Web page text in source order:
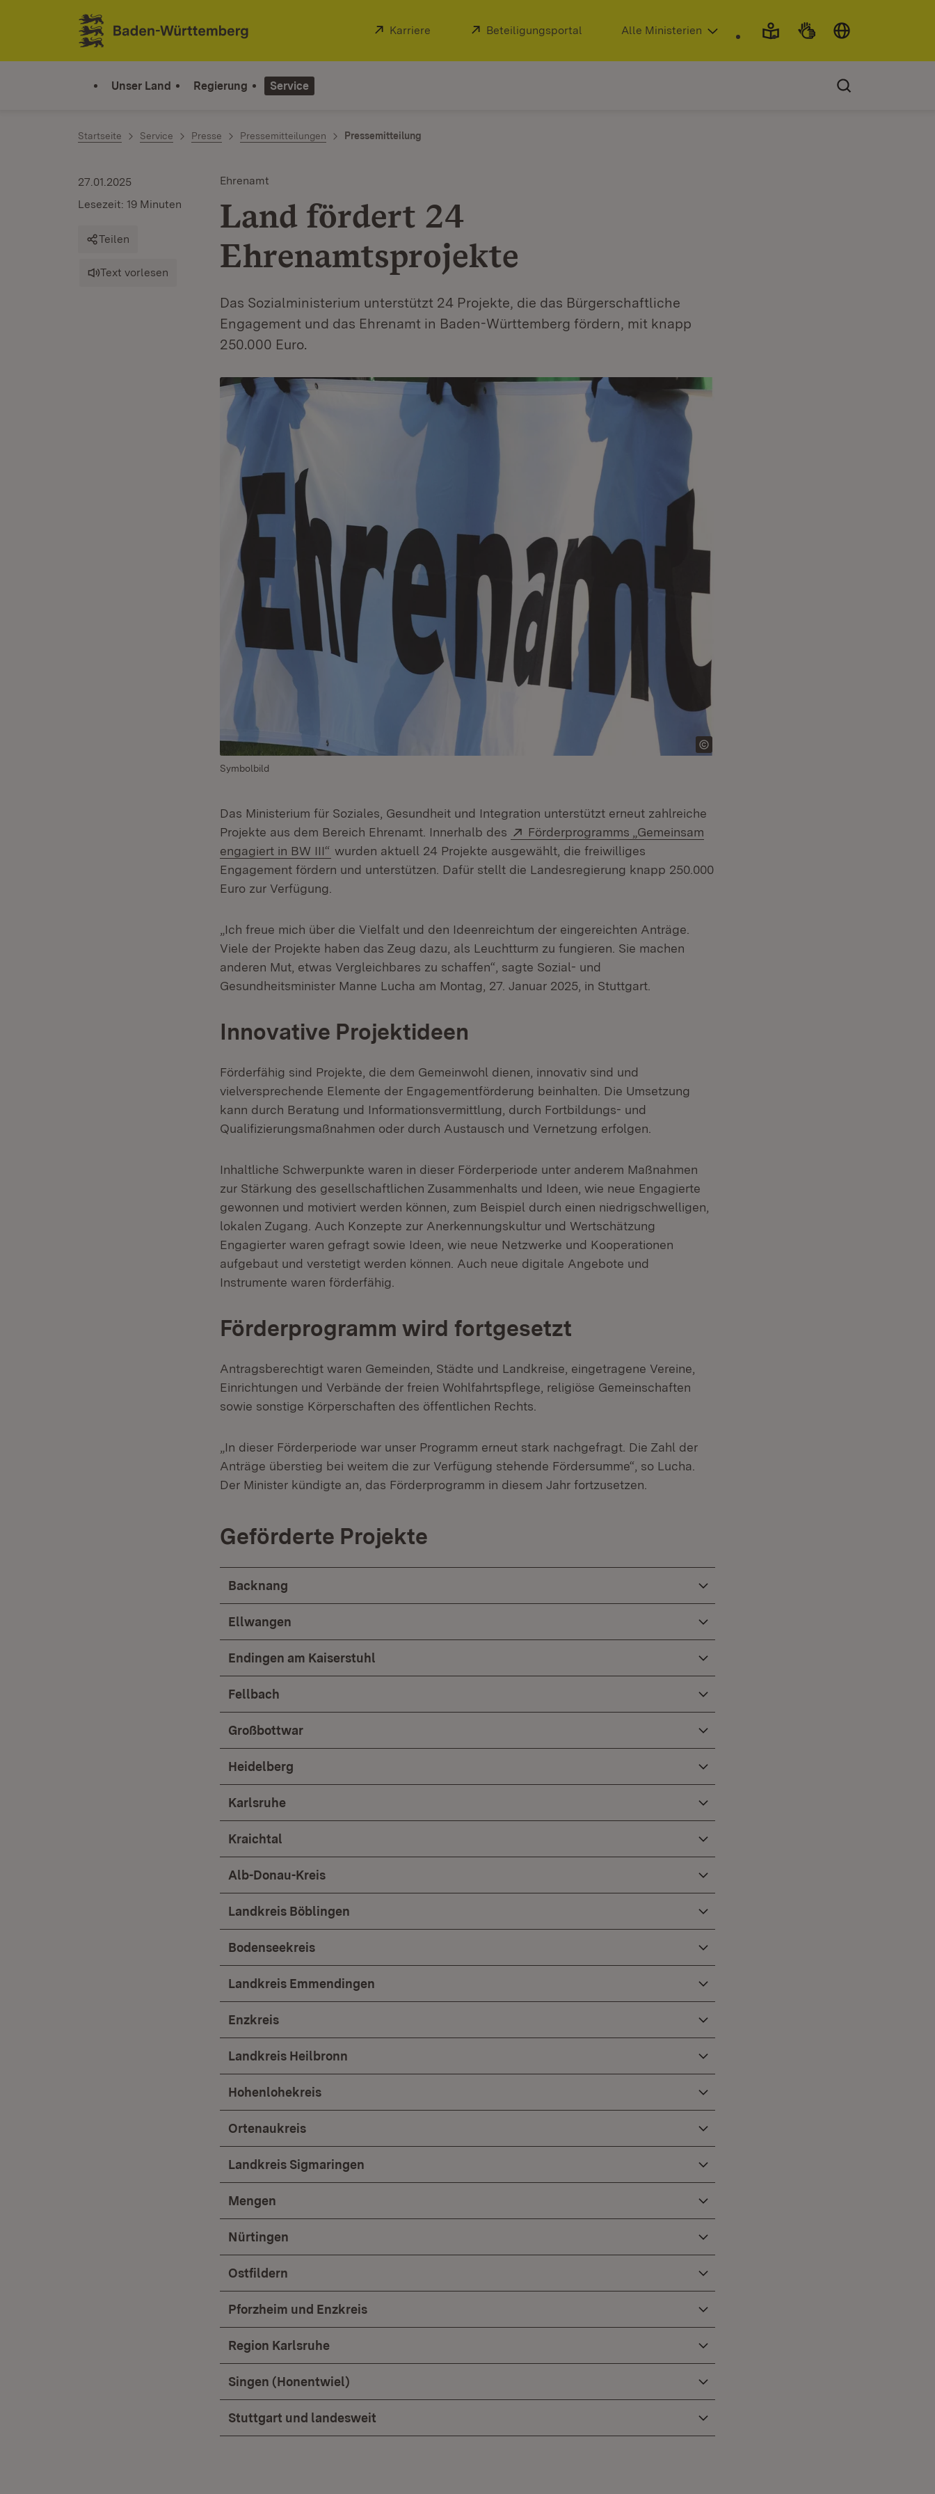
Zum Inhalt springen
Link zur Startseite
Extern:
Karriere (Öffnet in neuem Fenster)
Extern:
Beteiligungsportal (Öffnet in neuem Fenster)
Alle Ministerien
Unser Land Regierung Service
Startseite Service Presse Pressemitteilungen Pressemitteilung
Ehrenamt
Land fördert 24
Ehrenamtsprojekte
Das Sozialministerium unterstützt 24 Projekte, die das Bürgerschaftliche
Engagement und das Ehrenamt in Baden-Württemberg fördern, mit knapp
250.000 Euro.
27.01.2025
Lesezeit: 19 Minuten
Teilen
Text vorlesen
Symbolbild
Das Ministerium für Soziales, Gesundheit und Integration unterstützt erneut zahlreiche
Projekte aus dem Bereich Ehrenamt. Innerhalb des
Extern:
Förderprogramms „Gemeinsam
engagiert in BW III“ (Öffnet in neuem Fenster)
wurden aktuell 24 Projekte ausgewählt, die freiwilliges
Engagement fördern und unterstützen. Dafür stellt die Landesregierung knapp 250.000
Euro zur Verfügung.
„Ich freue mich über die Vielfalt und den Ideenreichtum der eingereichten Anträge.
Viele der Projekte haben das Zeug dazu, als Leuchtturm zu fungieren. Sie machen
anderen Mut, etwas Vergleichbares zu schaffen“, sagte Sozial- und
Gesundheitsminister Manne Lucha am Montag, 27. Januar 2025, in Stuttgart.
Innovative Projektideen
Förderfähig sind Projekte, die dem Gemeinwohl dienen, innovativ sind und
vielversprechende Elemente der Engagementförderung beinhalten. Die Umsetzung
kann durch Beratung und Informationsvermittlung, durch Fortbildungs- und
Qualifizierungsmaßnahmen oder durch Austausch und Vernetzung erfolgen.
Inhaltliche Schwerpunkte waren in dieser Förderperiode unter anderem Maßnahmen
zur Stärkung des gesellschaftlichen Zusammenhalts und Ideen, wie neue Engagierte
gewonnen und motiviert werden können, zum Beispiel durch einen niedrigschwelligen,
lokalen Zugang. Auch Konzepte zur Anerkennungskultur und Wertschätzung
Engagierter waren gefragt sowie Ideen, wie neue Netzwerke und Kooperationen
aufgebaut und verstetigt werden können. Auch neue digitale Angebote und
Instrumente waren förderfähig.
Förderprogramm wird fortgesetzt
Antragsberechtigt waren Gemeinden, Städte und Landkreise, eingetragene Vereine,
Einrichtungen und Verbände der freien Wohlfahrtspflege, religiöse Gemeinschaften
sowie sonstige Körperschaften des öffentlichen Rechts.
„In dieser Förderperiode war unser Programm erneut stark nachgefragt. Die Zahl der
Anträge überstieg bei weitem die zur Verfügung stehende Fördersumme“, so Lucha.
Der Minister kündigte an, das Förderprogramm in diesem Jahr fortzusetzen.
Geförderte Projekte
Backnang
Ellwangen
Endingen am Kaiserstuhl
Fellbach
Großbottwar
Heidelberg
Karlsruhe
Kraichtal
Alb-Donau-Kreis
Landkreis Böblingen
Bodenseekreis
Landkreis Emmendingen
Enzkreis
Landkreis Heilbronn
Hohenlohekreis
Ortenaukreis
Landkreis Sigmaringen
Mengen
Nürtingen
Ostfildern
Pforzheim und Enzkreis
Region Karlsruhe
Singen (Honentwiel)
Stuttgart und landesweit